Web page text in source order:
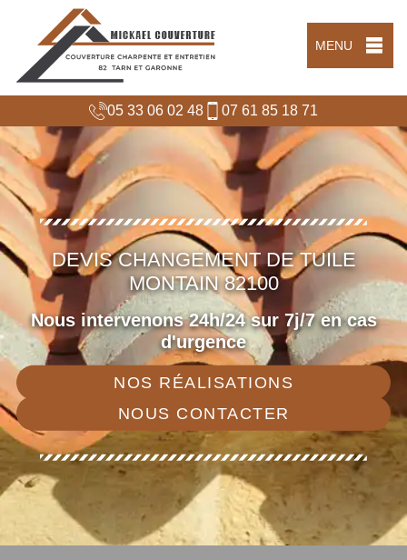
MENU
05 33 06 02 48 07 61 85 18 71
DEVIS CHANGEMENT DE TUILE
MONTAIN 82100
Nous intervenons 24h/24 sur 7j/7 en cas
d'urgence
NOS RÉALISATIONS
NOUS CONTACTER